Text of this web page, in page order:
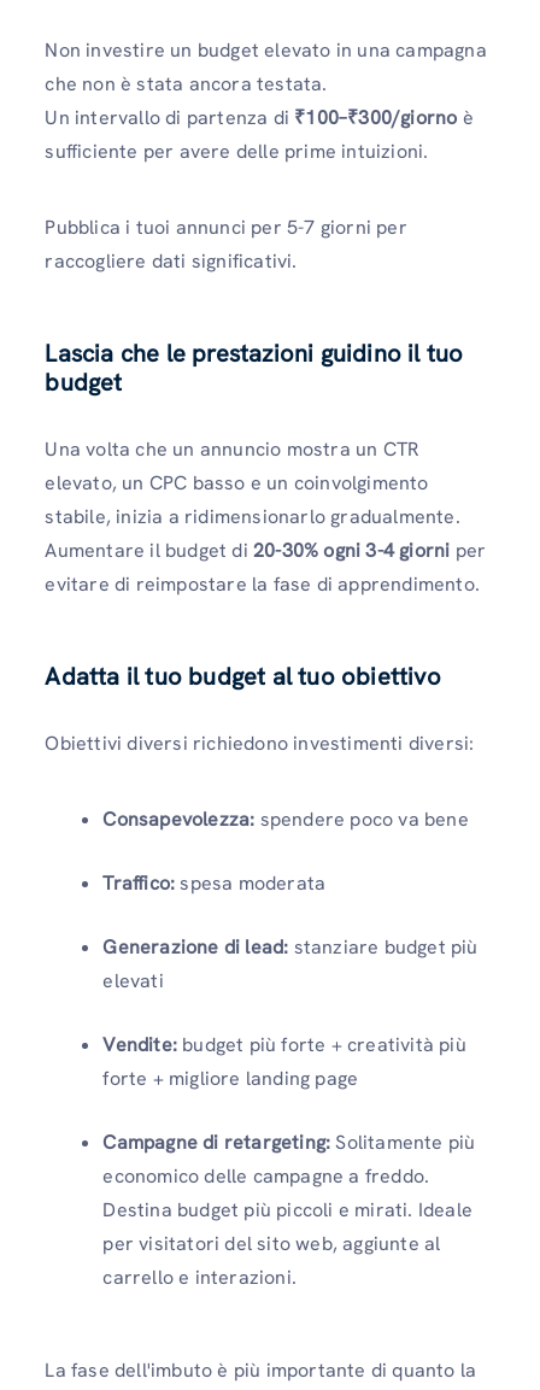
Non investire un budget elevato in una campagna
che non è stata ancora testata.
Un intervallo di partenza di ₹100–₹300/giorno è
sufficiente per avere delle prime intuizioni.
Pubblica i tuoi annunci per 5-7 giorni per
raccogliere dati significativi.
Lascia che le prestazioni guidino il tuo
budget
Una volta che un annuncio mostra un CTR
elevato, un CPC basso e un coinvolgimento
stabile, inizia a ridimensionarlo gradualmente.
Aumentare il budget di 20-30% ogni 3-4 giorni per
evitare di reimpostare la fase di apprendimento.
Adatta il tuo budget al tuo obiettivo
Obiettivi diversi richiedono investimenti diversi:
Consapevolezza: spendere poco va bene
Traffico:spesa moderata
Generazione di lead: stanziare budget più
elevati
Vendite: budget più forte + creatività più
forte + migliore landing page
Campagne di retargeting:Solitamente più
economico delle campagne a freddo.
Destina budget più piccoli e mirati. Ideale
per visitatori del sito web, aggiunte al
carrello e interazioni.
La fase dell'imbuto è più importante di quanto la